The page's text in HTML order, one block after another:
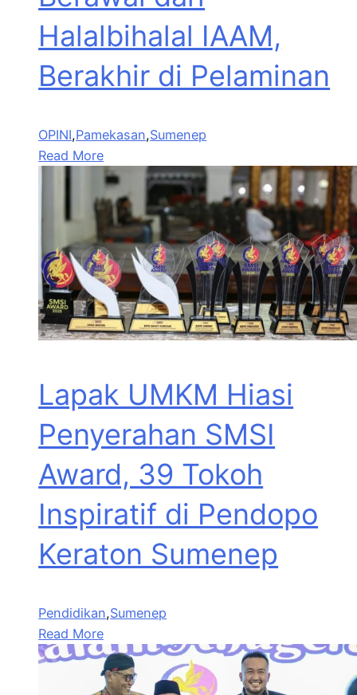
Halalbihalal IAAM,
Berakhir di Pelaminan
OPINI,Pamekasan,Sumenep
Read More
Lapak UMKM Hiasi
Penyerahan SMSI
Award, 39 Tokoh
Inspiratif di Pendopo
Keraton Sumenep
Pendidikan,Sumenep
Read More